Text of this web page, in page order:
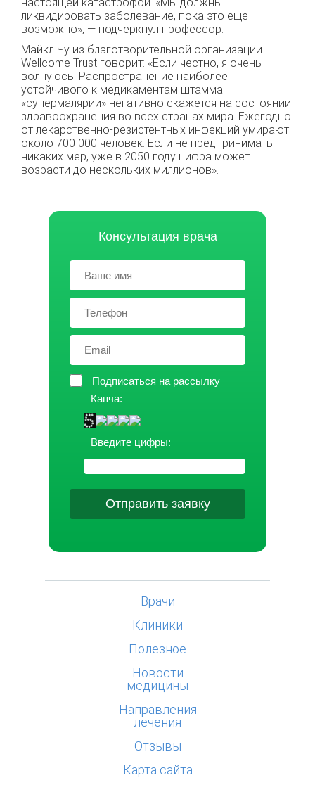
ликвидировать заболевание, пока это еще
возможно», — подчеркнул профессор.
Майкл Чу из благотворительной организации
Wellcome Trust говорит: «Если честно, я очень
волнуюсь. Распространение наиболее
устойчивого к медикаментам штамма
«супермалярии» негативно скажется на состоянии
здравоохранения во всех странах мира. Ежегодно
от лекарственно-резистентных инфекций умирают
около 700 000 человек. Если не предпринимать
никаких мер, уже в 2050 году цифра может
возрасти до нескольких миллионов».
Консультация врача
Подписаться на рассылку
Капча:
Введите цифры:
Отправить заявку
Врачи
Клиники
Полезное
Новости
медицины
Направления
лечения
Отзывы
Карта сайта